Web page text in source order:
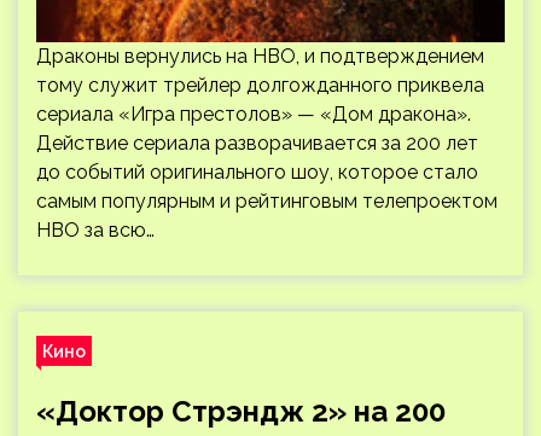
Драконы вернулись на HBO, и подтверждением
тому служит трейлер долгожданного приквела
сериала «Игра престолов» — «Дом дракона».
Действие сериала разворачивается за 200 лет
до событий оригинального шоу, которое стало
самым популярным и рейтинговым телепроектом
HBO за всю…
Кино
«Доктор Стрэндж 2» на 200